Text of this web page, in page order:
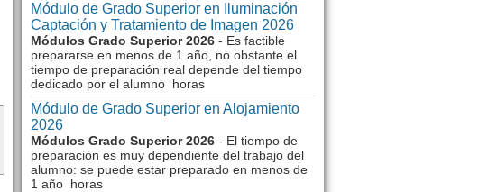
Módulo de Grado Superior en Iluminación
Captación y Tratamiento de Imagen 2026
Módulos Grado Superior 2026 - Es factible
prepararse en menos de 1 año, no obstante el
tiempo de preparación real depende del tiempo
dedicado por el alumno horas
Módulo de Grado Superior en Alojamiento
2026
Módulos Grado Superior 2026 - El tiempo de
preparación es muy dependiente del trabajo del
alumno: se puede estar preparado en menos de
1 año horas